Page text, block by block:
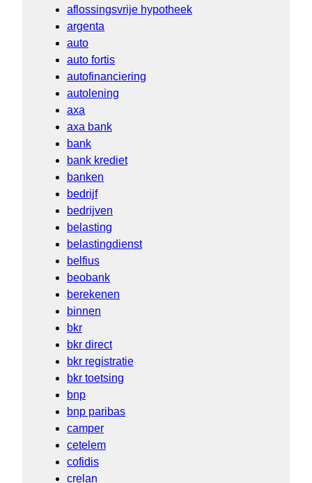
aflossingsvrije hypotheek
argenta
auto
auto fortis
autofinanciering
autolening
axa
axa bank
bank
bank krediet
banken
bedrijf
bedrijven
belasting
belastingdienst
belfius
beobank
berekenen
binnen
bkr
bkr direct
bkr registratie
bkr toetsing
bnp
bnp paribas
camper
cetelem
cofidis
crelan